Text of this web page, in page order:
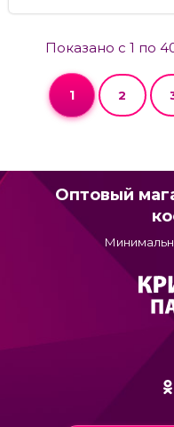
Показано с 1 по
1 2
Оптовый